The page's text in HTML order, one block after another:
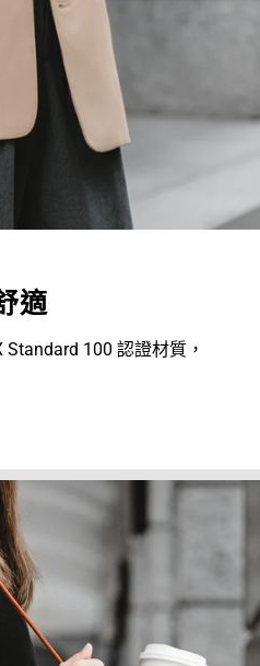
適
Standard 100 認證材質，